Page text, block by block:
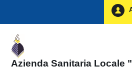
Azienda Sanitaria Locale